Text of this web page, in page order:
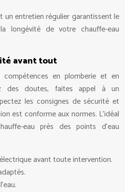
entretien régulier garantissent le
longévité de votre chauffe-eau
avant tout
compétences en plomberie et en
des doutes, faites appel à un
les consignes de sécurité et
est conforme aux normes. L’idéal
eau près des points d’eau
avant toute intervention.